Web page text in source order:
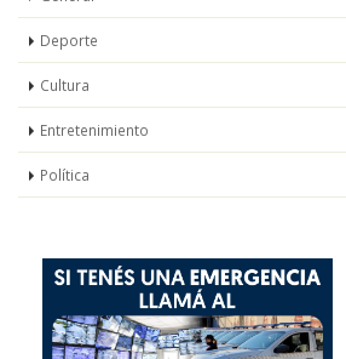
Deporte
Cultura
Entretenimiento
Política